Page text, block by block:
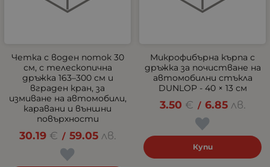
Четка с воден поток 30
см, с телескопична
дръжка 163–300 см и
вграден кран, за
измиване на автомобили,
каравани и външни
повърхности
30.19 € / 59.05 лв.
Микрофибърна кърпа с
дръжка за почистване на
автомобилни стъкла
DUNLOP - 40 × 13 см
3.50 € / 6.85 лв.
Купи